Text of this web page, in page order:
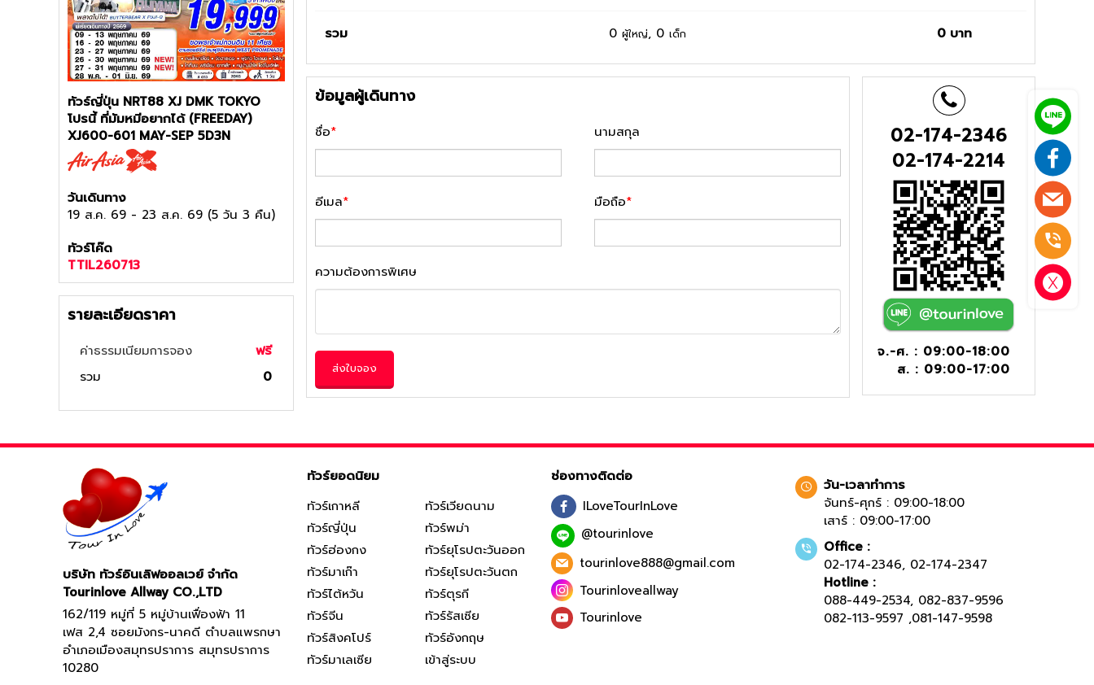
ทัวร์ญี่ปุ่น NRT88 XJ DMK TOKYO
โปรนี้ ที่มัมหมีอยากได้ (FREEDAY)
XJ600-601 MAY-SEP 5D3N
วันเดินทาง
19 ส.ค. 69 - 23 ส.ค. 69 (5 วัน 3 คืน)
ทัวร์โค๊ด
TTIL260713
รายละเอียดราคา
ค่าธรรมเนียมการจอง
ฟรี
รวม
0
รวม 0 ผู้ใหญ่, 0 เด็ก 0 บาท
ข้อมูลผู้เดินทาง
ชื่อ* นามสกุล
อีเมล* มือถือ*
ความต้องการพิเศษ
ส่งใบจอง
02-174-2346
02-174-2214
จ.-ศ. : 09:00-18:00
ส. : 09:00-17:00
บริษัท ทัวร์อินเลิฟออลเวย์ จำกัด
Tourinlove Allway CO.,LTD
162/119 หมู่ที่ 5 หมู่บ้านเฟื่องฟ้า 11
เฟส 2,4 ซอยมังกร-นาคดี ตำบลแพรกษา
อำเภอเมืองสมุทรปราการ สมุทรปราการ
10280
ทัวร์ยอดนิยม
ทัวร์เกาหลี
ทัวร์ญี่ปุ่น
ทัวร์ฮ่องกง
ทัวร์มาเก๊า
ทัวร์ไต้หวัน
ทัวร์จีน
ทัวร์สิงคโปร์
ทัวร์มาเลเซีย
ทัวร์เวียดนาม
ทัวร์พม่า
ทัวร์ยุโรปตะวันออก
ทัวร์ยุโรปตะวันตก
ทัวร์ตุรกี
ทัวร์รัสเซีย
ทัวร์อังกฤษ
เข้าสู่ระบบ
ช่องทางติดต่อ
ILoveTourInLove
@tourinlove
tourinlove888@gmail.com
Tourinloveallway
Tourinlove
วัน-เวลาทำการ
จันทร์-ศุกร์ : 09:00-18:00
เสาร์ : 09:00-17:00
Office :
02-174-2346, 02-174-2347
Hotline :
088-449-2534, 082-837-9596
082-113-9597 ,081-147-9598